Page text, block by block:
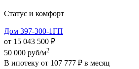
Статус и комфорт
Дом 397-300-1ГП
от 15 043 500 ₽
50 000 руб/м2
В ипотеку от 107 777 ₽ в месяц